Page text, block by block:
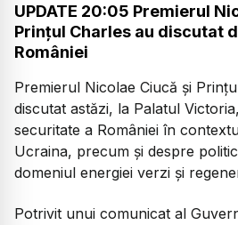
UPDATE 20:05 Premierul
Prințul Charles au discutat
României
Premierul Nicolae Ciucă și
discutat astăzi, la Palatul
securitate a României în
Ucraina, precum şi despre
domeniul energiei verzi şi
Potrivit unui comunicat al